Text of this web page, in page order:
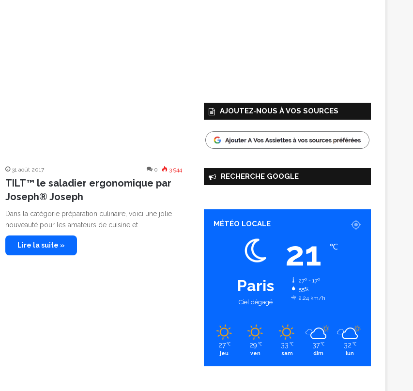
31 août 2017 0 3 944
TILT™ le saladier ergonomique par
Joseph® Joseph
Dans la catégorie préparation culinaire, voici une jolie
nouveauté pour les amateurs de cuisine et…
Lire la suite »
AJOUTEZ‑NOUS À VOS SOURCES
RECHERCHE GOOGLE
MÉTÉO LOCALE
Paris
Ciel dégagé
21 ℃
27º - 17º
55%
2.24 km/h
27 ℃
jeu
29 ℃
ven
33 ℃
sam
37 ℃
dim
32 ℃
lun